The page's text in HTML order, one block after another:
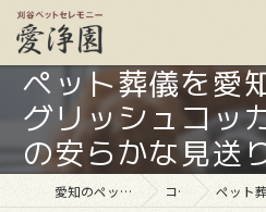
ペット葬儀を愛
グリッシュコッ
の安らかな見送
愛知のペット葬儀なら愛浄園 コラム ペット葬儀を愛知